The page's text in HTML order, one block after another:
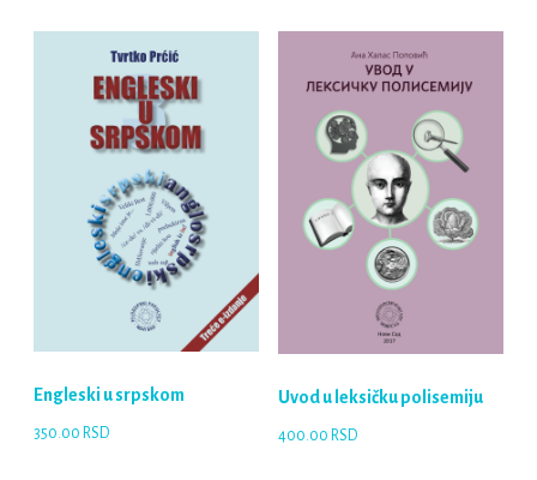
Engleski u srpskom
350.00 RSD
Uvod u leksičku polisemiju
400.00 RSD